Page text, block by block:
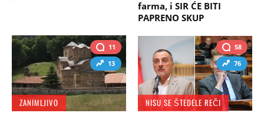
farma, i SIR ĆE BITI
PAPRENO SKUP
11
13
ZANIMLJIVO
58
76
NISU SE ŠTEDELE REČI